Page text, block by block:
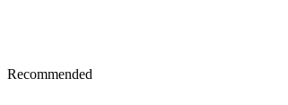
Recommended